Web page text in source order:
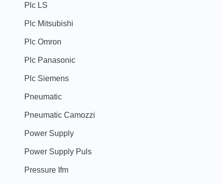
Plc LS
Plc Mitsubishi
Plc Omron
Plc Panasonic
Plc Siemens
Pneumatic
Pneumatic Camozzi
Power Supply
Power Supply Puls
Pressure Ifm